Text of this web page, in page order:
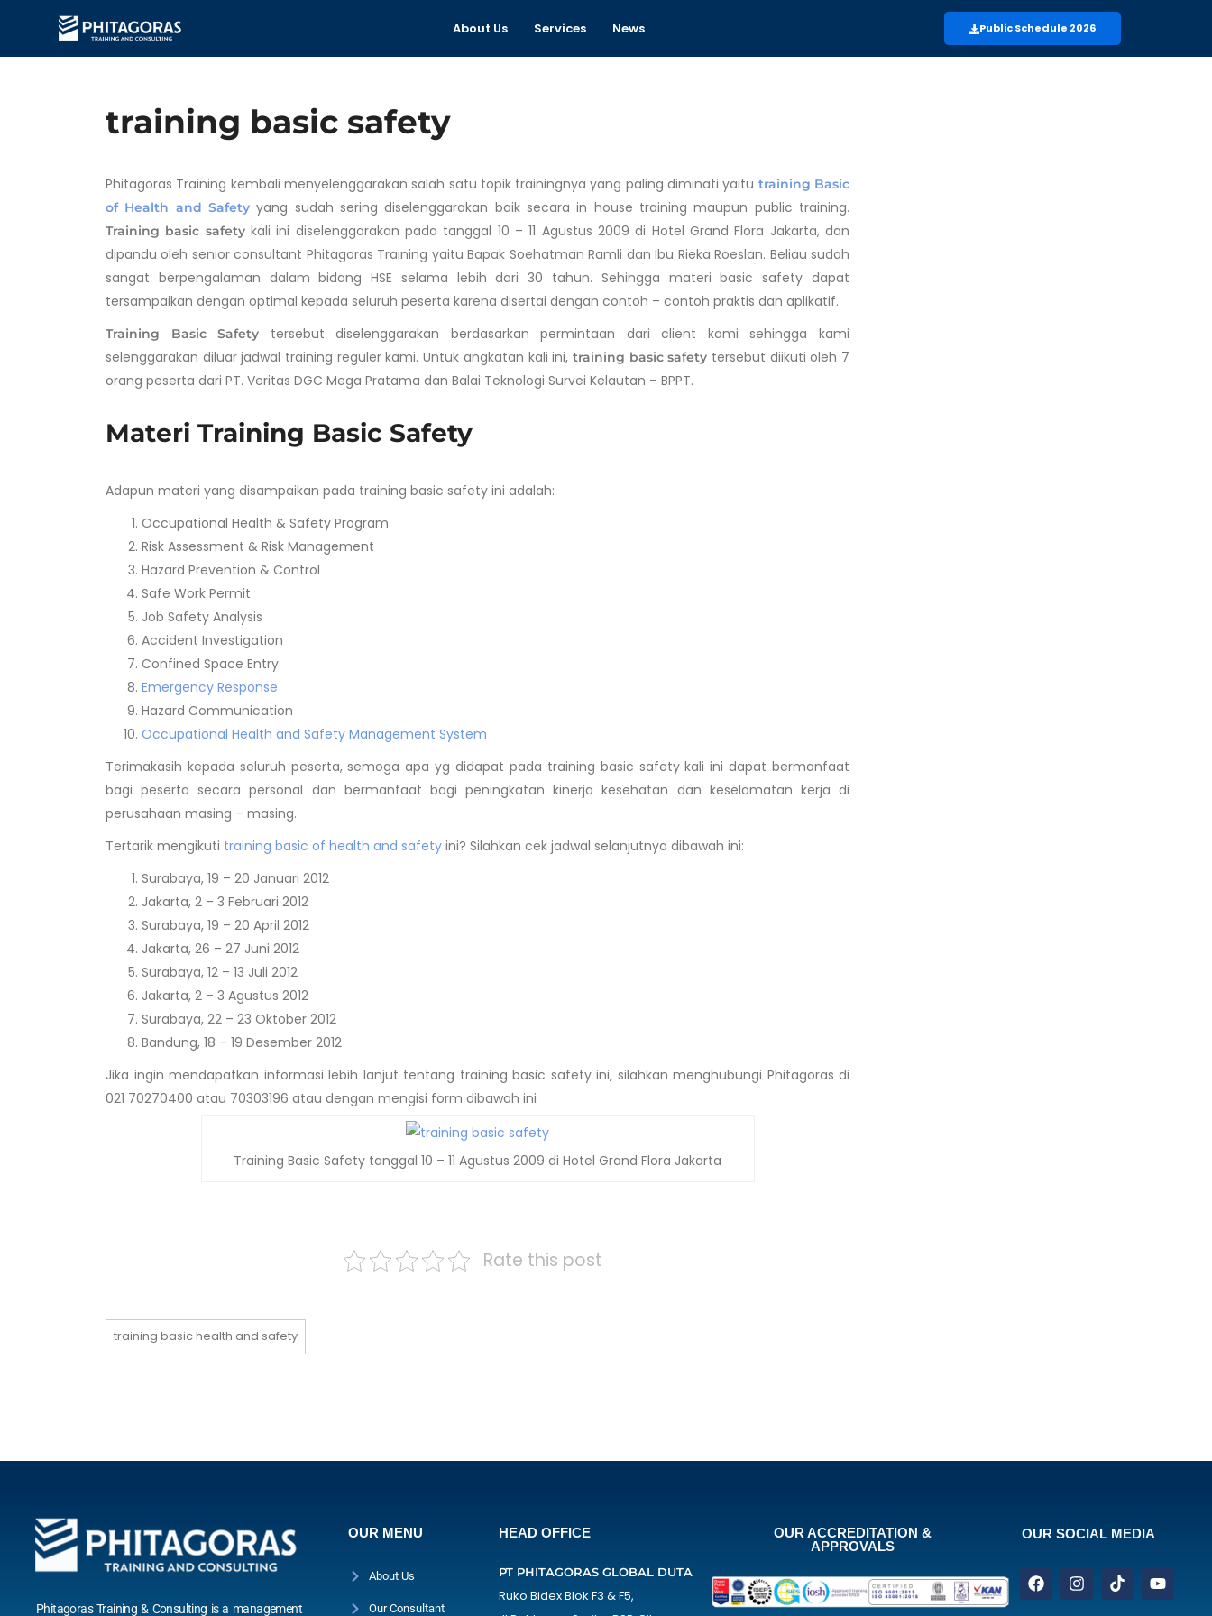
About Us Services News Public Schedule 2026
training basic safety
Phitagoras Training kembali menyelenggarakan salah satu topik trainingnya yang paling diminati yaitu training Basic
of Health and Safety yang sudah sering diselenggarakan baik secara in house training maupun public training.
Training basic safetykali ini diselenggarakan pada tanggal 10 – 11 Agustus 2009 di Hotel Grand Flora Jakarta, dan
dipandu oleh senior consultant Phitagoras Training yaitu Bapak Soehatman Ramli dan Ibu Rieka Roeslan. Beliau sudah
sangat berpengalaman dalam bidang HSE selama lebih dari 30 tahun. Sehingga materi basic safety dapat
tersampaikan dengan optimal kepada seluruh peserta karena disertai dengan contoh – contoh praktis dan aplikatif.
Training Basic Safety tersebut diselenggarakan berdasarkan permintaan dari client kami sehingga kami
selenggarakan diluar jadwal training reguler kami. Untuk angkatan kali ini, training basic safety tersebut diikuti oleh 7
orang peserta dari PT. Veritas DGC Mega Pratama dan Balai Teknologi Survei Kelautan – BPPT.
Materi Training Basic Safety
Adapun materi yang disampaikan pada training basic safety ini adalah:
Occupational Health & Safety Program
Risk Assessment & Risk Management
Hazard Prevention & Control
Safe Work Permit
Job Safety Analysis
Accident Investigation
Confined Space Entry
Emergency Response
Hazard Communication
Occupational Health and Safety Management System
Terimakasih kepada seluruh peserta, semoga apa yg didapat pada training basic safety kali ini dapat bermanfaat
bagi peserta secara personal dan bermanfaat bagi peningkatan kinerja kesehatan dan keselamatan kerja di
perusahaan masing – masing.
Tertarik mengikuti training basic of health and safety ini? Silahkan cek jadwal selanjutnya dibawah ini:
Surabaya, 19 – 20 Januari 2012
Jakarta, 2 – 3 Februari 2012
Surabaya, 19 – 20 April 2012
Jakarta, 26 – 27 Juni 2012
Surabaya, 12 – 13 Juli 2012
Jakarta, 2 – 3 Agustus 2012
Surabaya, 22 – 23 Oktober 2012
Bandung, 18 – 19 Desember 2012
Jika ingin mendapatkan informasi lebih lanjut tentang training basic safety ini, silahkan menghubungi Phitagoras di
021 70270400 atau 70303196 atau dengan mengisi form dibawah ini
Training Basic Safety tanggal 10 – 11 Agustus 2009 di Hotel Grand Flora Jakarta
Rate this post
training basic health and safety
Phitagoras Training & Consulting is a management
OUR MENU
About Us
Our Consultant
HEAD OFFICE
PT PHITAGORAS GLOBAL DUTA
Ruko Bidex Blok F3 & F5,
OUR ACCREDITATION &
APPROVALS
OUR SOCIAL MEDIA